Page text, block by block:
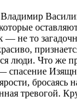
не то
люди. Что же
спасение
тревогой.